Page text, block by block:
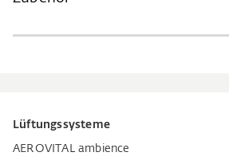
Lüftungssysteme
AEROVITAL ambience